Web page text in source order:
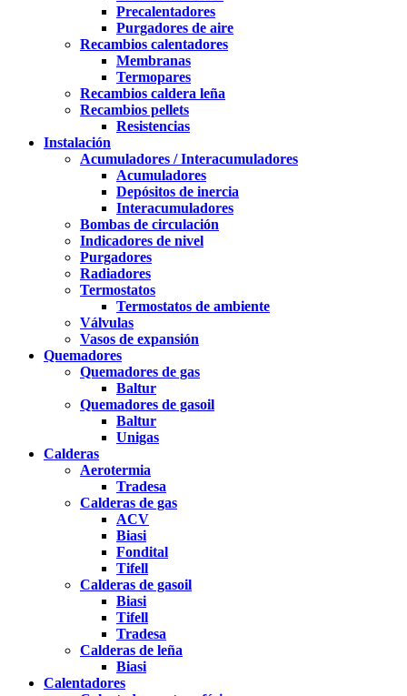
Precalentadores
Purgadores de aire
Recambios calentadores
Membranas
Termopares
Recambios caldera leña
Recambios pellets
Resistencias
Instalación
Acumuladores / Interacumuladores
Acumuladores
Depósitos de inercia
Interacumuladores
Bombas de circulación
Indicadores de nivel
Purgadores
Radiadores
Termostatos
Termostatos de ambiente
Válvulas
Vasos de expansión
Quemadores
Quemadores de gas
Baltur
Quemadores de gasoil
Baltur
Unigas
Calderas
Aerotermia
Tradesa
Calderas de gas
ACV
Biasi
Fondital
Tifell
Calderas de gasoil
Biasi
Tifell
Tradesa
Calderas de leña
Biasi
Calentadores